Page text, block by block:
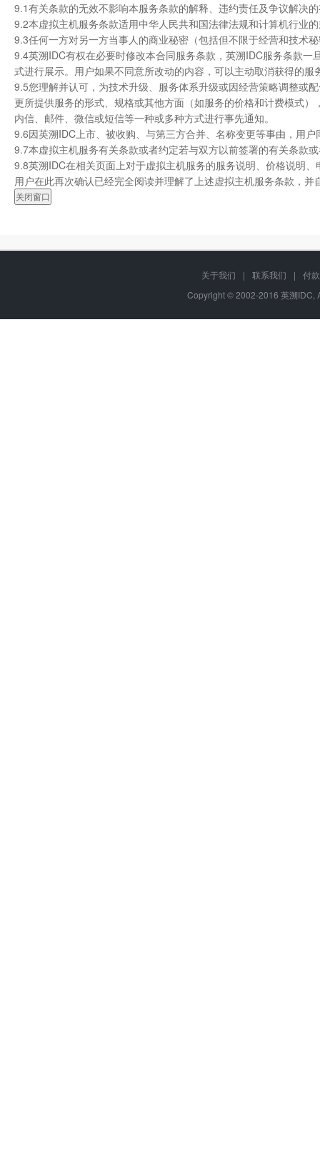
9.1有关条款的无效不影响本服务条款的解释、违约责任及争议解决
9.2本虚拟主机服务条款适用中华人民共和国法律法规和计算机行业
9.3任何一方对另一方当事人的商业秘密（包括但不限于经营和技术
9.4英溯IDC有权在必要时修改本合同服务条款，英溯IDC服务条款
式进行展示。用户如果不同意所改动的内容，可以主动取消获得的
9.5您理解并认可，为技术升级、服务体系升级或因经营策略调整或
更所提供服务的形式、规格或其他方面（如服务的价格和计费模式
内信、邮件、微信或短信等一种或多种方式进行事先通知。
9.6因英溯IDC上市、被收购、与第三方合并、名称变更等事由，用
9.7本虚拟主机服务有关条款或者约定若与双方以前签署的有关条款
9.8英溯IDC在相关页面上对于虚拟主机服务的服务说明、价格说明
用户在此再次确认已经完全阅读并理解了上述虚拟主机服务条款，
关于我们 | 联系我们 |
付
Copyright © 2002-2016 英溯